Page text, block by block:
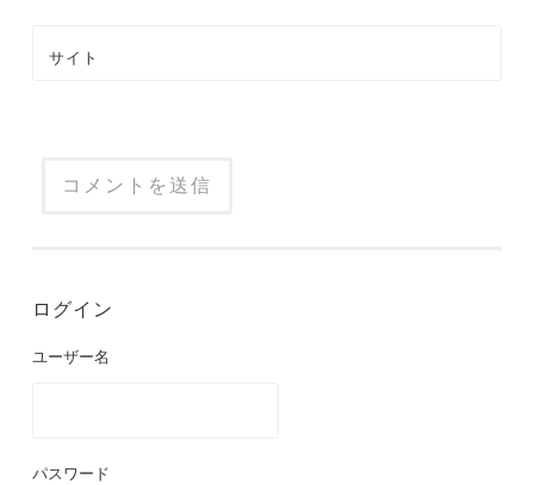
サイト
ログイン
ユーザー名
パスワード